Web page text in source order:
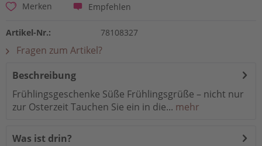
Merken Empfehlen
Artikel-Nr.: 78108327
Fragen zum Artikel?
Beschreibung
Frühlingsgeschenke Süße Frühlingsgrüße – nicht nur
zur Osterzeit Tauchen Sie ein in die... mehr
Was ist drin?